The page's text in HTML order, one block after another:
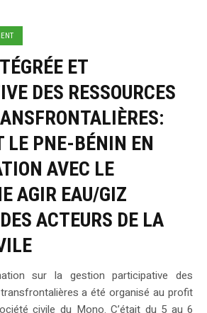
ET
DES RESSOURCES
LE PNE-BÉNIN EN
AVEC LE
AGIR EAU/GIZ
ACTEURS DE LA
sur la gestion participative des
a été organisé au profit
civile du Mono. C’était du 5 au 6